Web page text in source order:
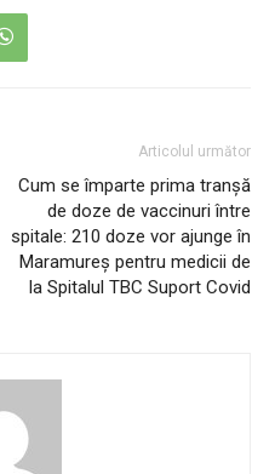
Articolul următor
Cum se împarte prima tranșă
de doze de vaccinuri între
spitale: 210 doze vor ajunge în
Maramureș pentru medicii de
la Spitalul TBC Suport Covid